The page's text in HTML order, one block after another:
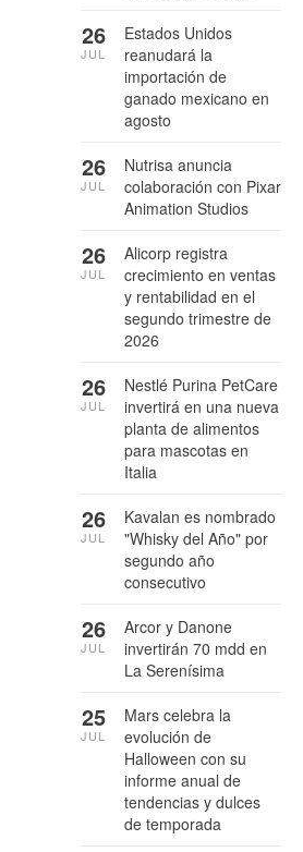
Estados Unidos
reanudará la
importación de
ganado mexicano en
agosto
26
JUL
Nutrisa anuncia
colaboración con Pixar
Animation Studios
26
JUL
Alicorp registra
crecimiento en ventas
y rentabilidad en el
segundo trimestre de
2026
26
JUL
Nestlé Purina PetCare
invertirá en una nueva
planta de alimentos
para mascotas en
Italia
26
JUL
Kavalan es nombrado
"Whisky del Año" por
segundo año
consecutivo
26
JUL
Arcor y Danone
invertirán 70 mdd en
La Serenísima
26
JUL
Mars celebra la
evolución de
Halloween con su
informe anual de
tendencias y dulces
de temporada
25
JUL